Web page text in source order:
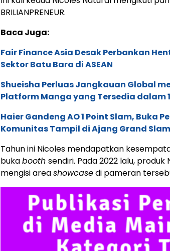
BRILIANPRENEUR.
Baca Juga:
Fair Finance Asia Desak Perbankan
Sektor Batu Bara di ASEAN
Shueisha Perluas Jangkauan Global
Platform Manga yang Tersedia dalam
Haier Gandeng AO 1 Point Slam, Buka
Komunitas Tampil di Ajang Grand Slam
Tahun ini Nicoles mendapatkan
bukabooth sendiri. Pada 2022 lalu,
mengisi areashowcasedi pameran